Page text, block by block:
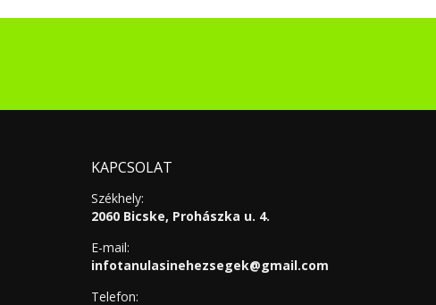
KAPCSOLAT
Székhely:
2060 Bicske, Prohászka u. 4.
E-mail:
infotanulasinehezsegek@gmail.com
Telefon: